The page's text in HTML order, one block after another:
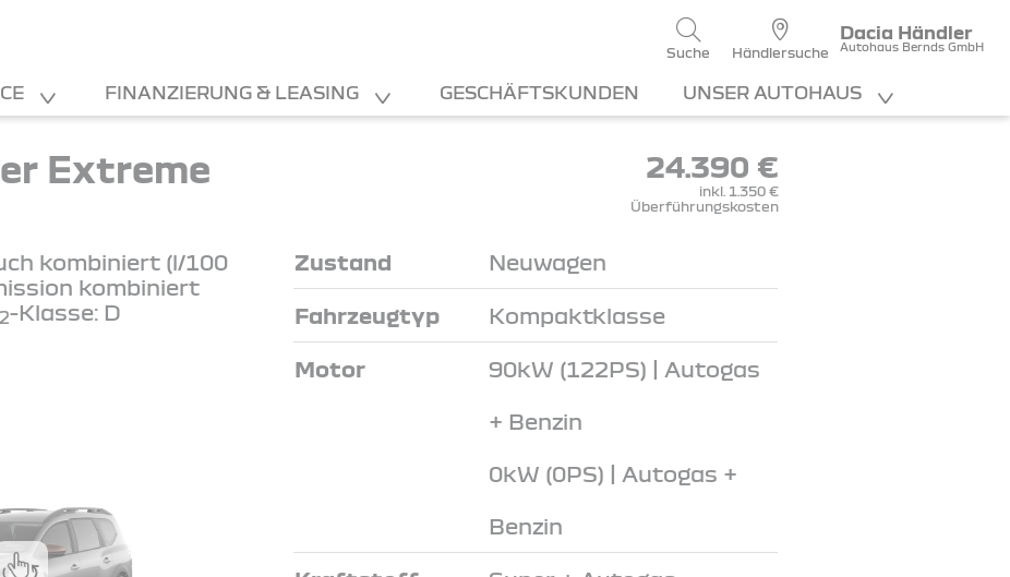
Suche Händlersuche
Dacia Händler
Autohaus Bernds GmbH
FINANZIERUNG & LEASING GESCHÄFTSKUNDEN UNSER AUTOHAUS
Extreme
kombiniert (l/100
kombiniert
2-Klasse: D
24.390 €
inkl. 1.350 €
Überführungskosten
Zustand Neuwagen
Fahrzeugtyp Kompaktklasse
Motor 90kW (122PS) | Autogas
+ Benzin
0kW (0PS) | Autogas +
Benzin